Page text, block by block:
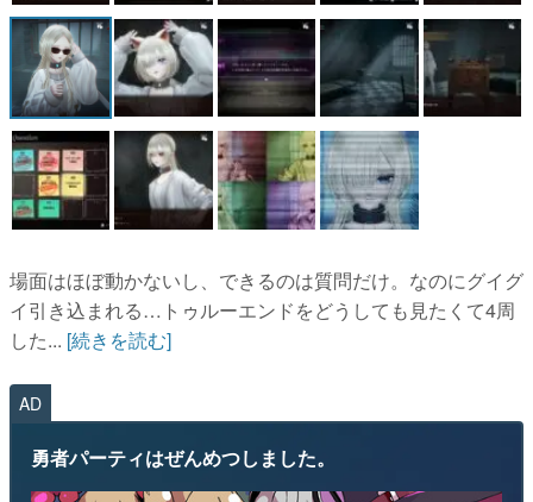
場面はほぼ動かないし、できるのは質問だけ。なのにグイグ
イ引き込まれる…トゥルーエンドをどうしても見たくて4周
した... [続きを読む]
AD
勇者パーティはぜんめつしました。